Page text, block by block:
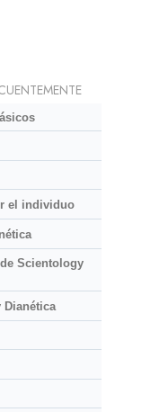
el individuo
Scientology